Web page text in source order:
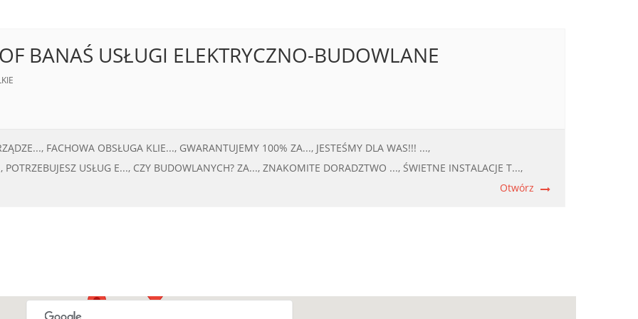
BANAŚ USŁUGI ELEKTRYCZNO-BUDOWLANE
FACHOWA OBSŁUGA KLIE..., GWARANTUJEMY 100% ZA..., JESTEŚMY DLA WAS!!! ...,
POTRZEBUJESZ USŁUG E..., CZY BUDOWLANYCH? ZA..., ZNAKOMITE DORADZTWO ..., ŚWIETNE INSTALACJE T...,
Otwórz